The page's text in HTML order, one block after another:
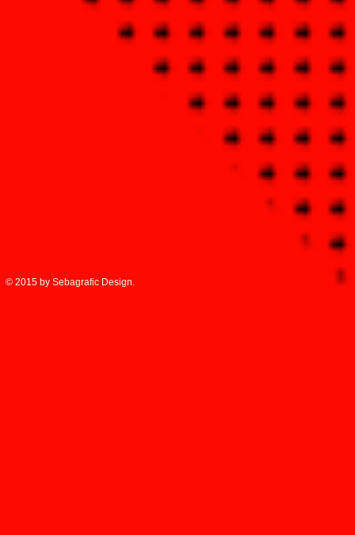
© 2015 by Sebagrafic Design.